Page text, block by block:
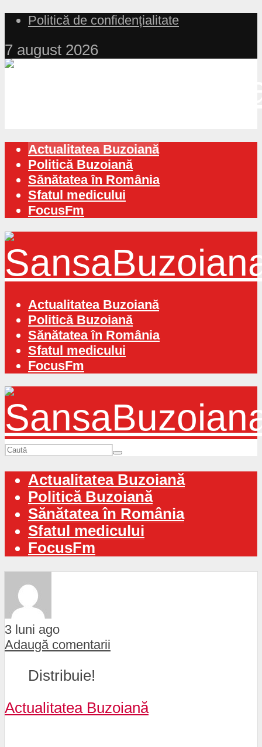
Politică de confidențialitate
7 august 2026
Actualitatea Buzoiană
Politică Buzoiană
Sănătatea în România
Sfatul medicului
FocusFm
Actualitatea Buzoiană
Politică Buzoiană
Sănătatea în România
Sfatul medicului
FocusFm
Actualitatea Buzoiană
Politică Buzoiană
Sănătatea în România
Sfatul medicului
FocusFm
3 luni ago
Adaugă comentarii
Distribuie!
Actualitatea Buzoiană